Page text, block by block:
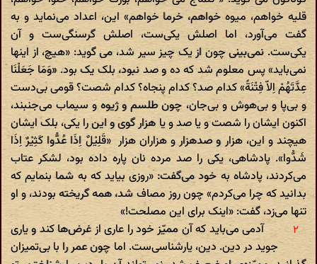
قلیه خواهم، میوه خواهم، خرما خواهم» این، اعداد می‌نماید و به
گفت می‌آورد، اما اصلش یکی‌ست، اصلش گرسنگی‌ست و آن
یکی‌ست. نمی‌بینی چون از یک چیز سیر شد، می گوید: «هیچ، از اینها
نمی‌باید» پس معلوم شد که ده و صد نبود، بلک یک بود. «وَمَا جَعَلْنَا
عِدَّتَهُمْ اِلاّ فِتْنَةً» کدام صد؟ کدام پنجاه؟ کدام شصت؟ قومی بی‌دست
و بی‌پا و بی‌هوش و بی‌جان، چون طلسم و ژیوه و سیماب می‌جنبند،
اکنون ایشان را شصت و یا صد و یا هزار گوی و این را یکی، بلک ایشان
هیچند و این، هزار و صد‌هزار و هزاران هزار «قَلِیْلٌ اِذَا عُدُّوا کَثِیْرٌ اِذَا
شَدُّوا». پادشاهی، یکی را صد مرده نان پاره داده بود، لشکر عتاب
می‌کردند، پادشاه به خود می‌گفت: «روزی بیاید که به شما بنمایم که
بدانید که چرا می‌کردم» چون روز مصاف شد، همه گریخته بودند، و او
تنها می‌زد، گفت: «اینک برای این مصلحت!»
آدمی می‌باید که آن ممیّز خود را عاری از غرض‌ها کند و یاری
جوید در دین. دین، یارشناسی‌ست. اما چون عمر را با بی‌تمیزان